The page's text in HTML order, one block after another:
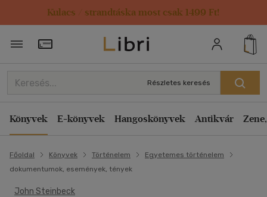
Kulacs / strandtáska most csak 1499 Ft!
Törzsvásárlói Kártya adatai
Részletes keresés
Könyvek E-könyvek Hangoskönyvek Antikvár
Főoldal Könyvek Történelem
Egyetemes történelem
dokumentumok, események, tények
John Steinbeck